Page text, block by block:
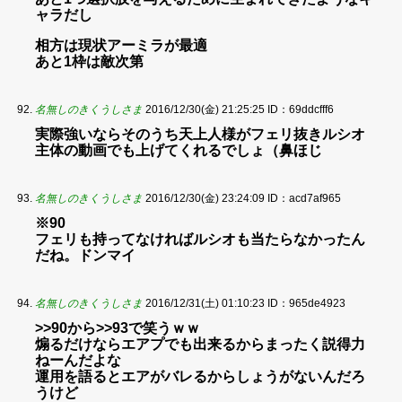
ャラだし
相方は現状アーミラが最適
あと1枠は敵次第
名無しのきくうしさま 2016/12/30(金) 21:25:25 ID：69ddcfff6
実際強いならそのうち天上人様がフェリ抜きルシオ
主体の動画でも上げてくれるでしょ（鼻ほじ
名無しのきくうしさま 2016/12/30(金) 23:24:09 ID：acd7af965
※90
フェリも持ってなければルシオも当たらなかったん
だね。ドンマイ
名無しのきくうしさま 2016/12/31(土) 01:10:23 ID：965de4923
>>90から>>93で笑うｗｗ
煽るだけならエアプでも出来るからまったく説得力
ねーんだよな
運用を語るとエアがバレるからしょうがないんだろ
うけど